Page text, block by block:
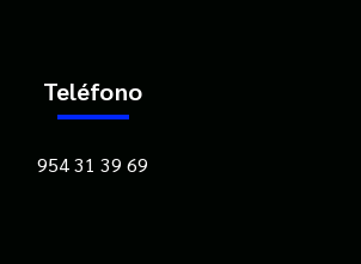
Teléfono
954 31 39 69